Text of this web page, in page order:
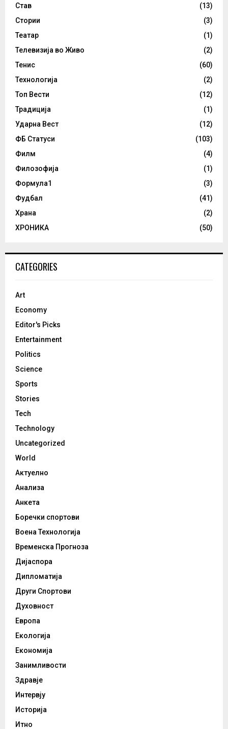
Став
(13)
Стории
(3)
Театар
(1)
Телевизија во Живо
(2)
Тенис
(60)
Технологија
(2)
Топ Вести
(12)
Традиција
(1)
Ударна Вест
(12)
ФБ Статуси
(103)
Филм
(4)
Филозофија
(1)
Формула1
(3)
Фудбал
(41)
Храна
(2)
ХРОНИКА
(50)
CATEGORIES
Art
Economy
Editor's Picks
Entertainment
Politics
Science
Sports
Stories
Tech
Technology
Uncategorized
World
Актуелно
Анализа
Анкета
Боречки спортови
Воена Технологија
Временска Прогноза
Дијаспора
Дипломатија
Други Спортови
Духовност
Европа
Екологија
Економија
Занимливости
Здравје
Интервју
Историја
Итно